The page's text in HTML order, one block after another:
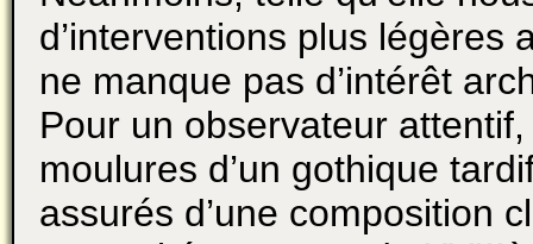
d’interventions plus légères
ne manque pas d’intérêt
Pour un observateur
moulures d’un gothique
assurés d’une composition